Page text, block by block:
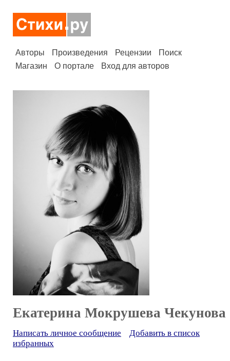
Авторы Произведения Рецензии
Поиск
Магазин
О портале Вход для авторов
Екатерина Мокрушева Чекунова
Написать личное сообщение
Добавить в список
избранных